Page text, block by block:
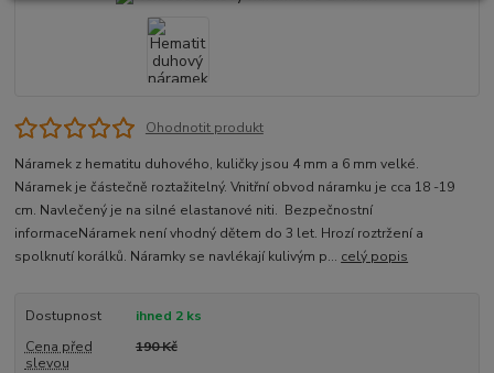
Ohodnotit produkt
Náramek z hematitu duhového, kuličky jsou 4 mm a 6 mm velké.
Náramek je částečně roztažitelný. Vnitřní obvod náramku je cca 18 -19
cm. Navlečený je na silné elastanové niti. Bezpečnostní
informaceNáramek není vhodný dětem do 3 let. Hrozí roztržení a
spolknutí korálků. Náramky se navlékají kulivým p... celý popis
Dostupnost
ihned 2 ks
Cena před
slevou
190 Kč